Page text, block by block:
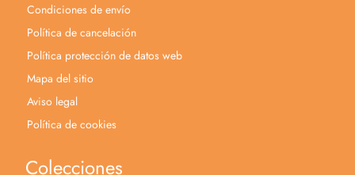
Condiciones de envío
Política de cancelación
Política protección de datos web
Mapa del sitio
Aviso legal
Política de cookies
Colecciones